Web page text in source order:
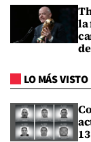
la
LO MÁS
13